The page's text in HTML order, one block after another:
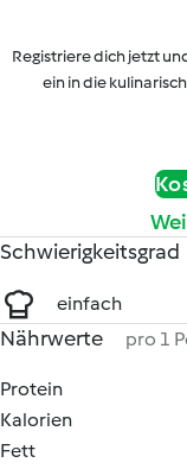
Registriere dich jetzt
ein in die
Schwierigkeitsgrad
einfach
Nährwerte pro 1
Protein
Kalorien
Fett